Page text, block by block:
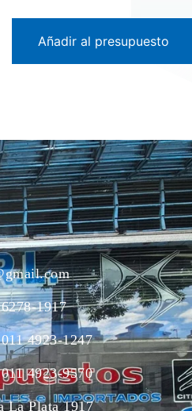
Añadir al presupuesto
1917
4923-1247
4923-9570
La Plata 1917